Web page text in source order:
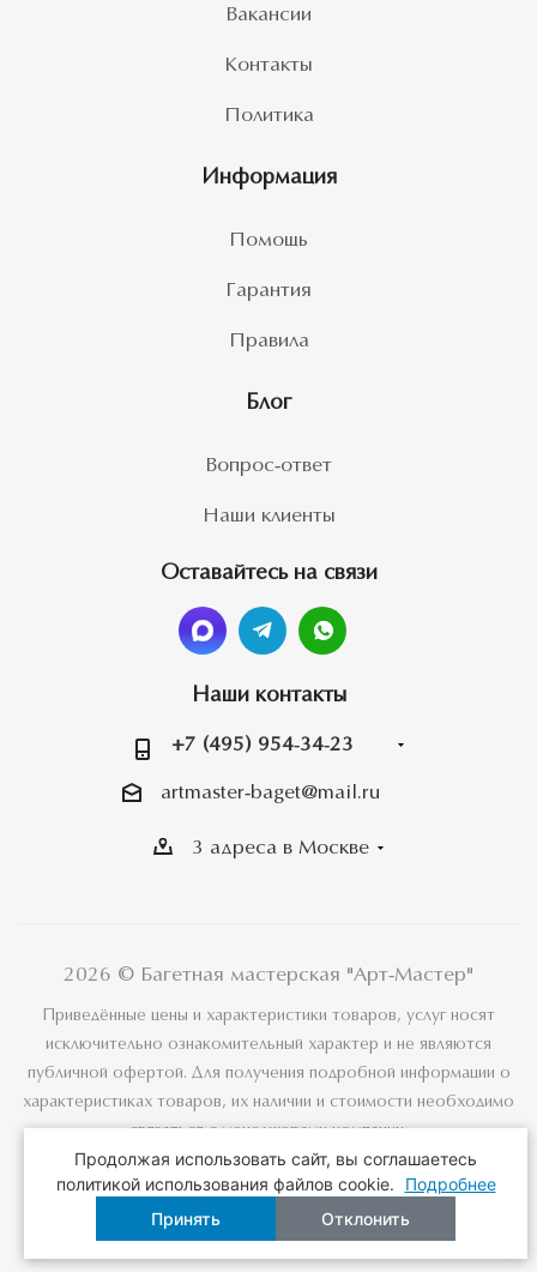
Вакансии
Контакты
Политика
Информация
Помощь
Гарантия
Правила
Блог
Вопрос-ответ
Наши клиенты
Оставайтесь на связи
Наши контакты
+7 (495) 954-34-23
artmaster-baget@mail.ru
3 адреса в Москве
2026 © Багетная мастерская "Арт-Мастер"
Приведённые цены и характеристики товаров, услуг носят
исключительно ознакомительный характер и не являются
публичной офертой. Для получения подробной информации о
характеристиках товаров, их наличии и стоимости необходимо
связаться с менеджерами компании.
Продолжая использовать сайт, вы соглашаетесь
политикой использования файлов cookie.
Подробнее
Принять
Отклонить